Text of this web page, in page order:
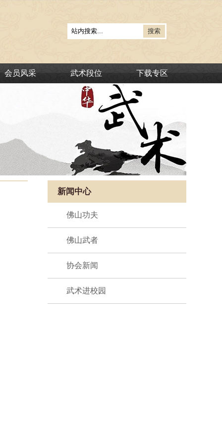
会员风采 武术段位 下载专区
新闻中心
佛山功夫
佛山武者
协会新闻
武术进校园